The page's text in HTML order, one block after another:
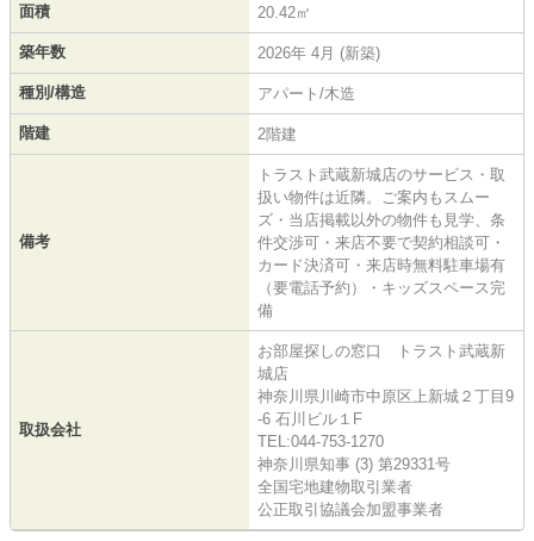
面積 20.42㎡
築年数 2026年 4月 (新築)
種別/構造 アパート/木造
階建 2階建
備考
トラスト武蔵新城店のサービス・取
扱い物件は近隣。ご案内もスムー
ズ・当店掲載以外の物件も見学、条
件交渉可・来店不要で契約相談可・
カード決済可・来店時無料駐車場有
（要電話予約）・キッズスペース完
備
取扱会社
お部屋探しの窓口 トラスト武蔵新
城店
神奈川県川崎市中原区上新城２丁目9
-6 石川ビル１F
TEL:044-753-1270
神奈川県知事 (3) 第29331号
全国宅地建物取引業者
公正取引協議会加盟事業者